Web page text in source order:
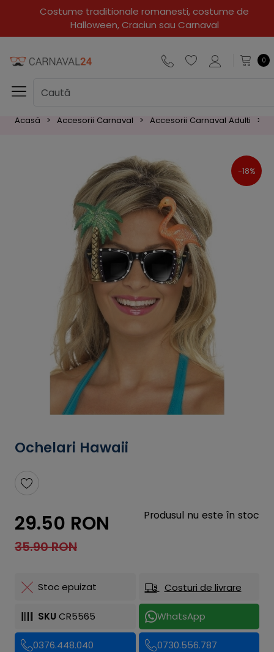
Super oferte!!!
Acasă Accesorii Carnaval Accesorii Carnaval Adulti
-18%
Ochelari Hawaii
29.50 RON
35.90 RON
Produsul nu este în stoc
Stoc epuizat Costuri de livrare
SKU CR5565 WhatsApp
0376.448.040 0730.556.787